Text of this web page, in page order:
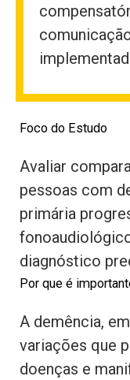
Foco do Estudo
Avaliar
pessoas com
primária
diagnóstico
Por que é
A demência,
variações que
doenças e